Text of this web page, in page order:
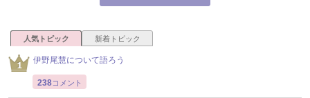
人気トピック 新着トピック
伊野尾慧について語ろう
238コメント